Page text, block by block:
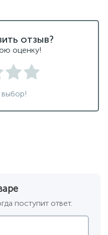
отзыв?
оценку!
выбор!
поступит ответ.